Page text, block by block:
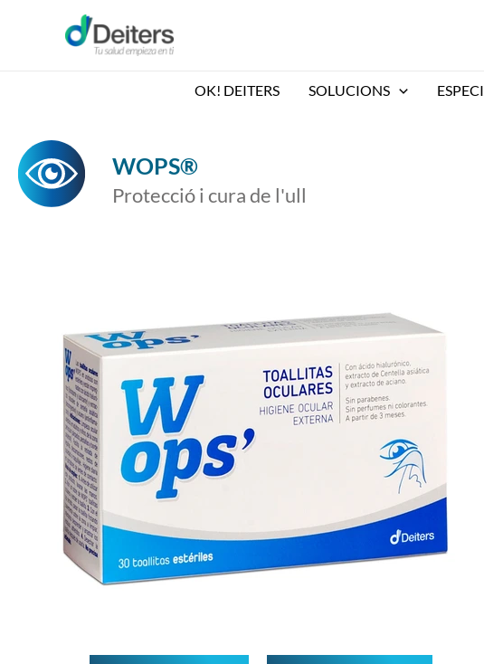
OK! DEITERS SOLUCIONS
WOPS®
Protecció i cura de l'ull